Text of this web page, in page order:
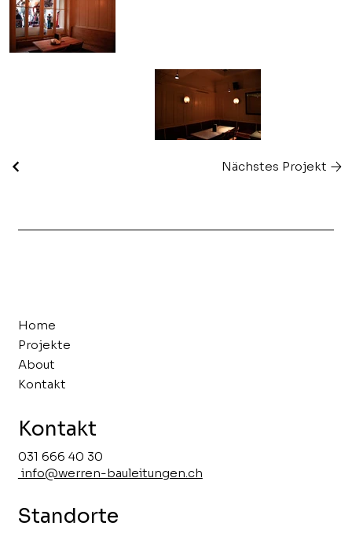
Nächstes Projekt
Home
Projekte
About
Kontakt
Kontakt
031 666 40 30
info@werren-bauleitungen.ch
Standorte